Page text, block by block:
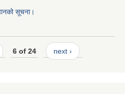
सूचना।
6 of 24 next ›